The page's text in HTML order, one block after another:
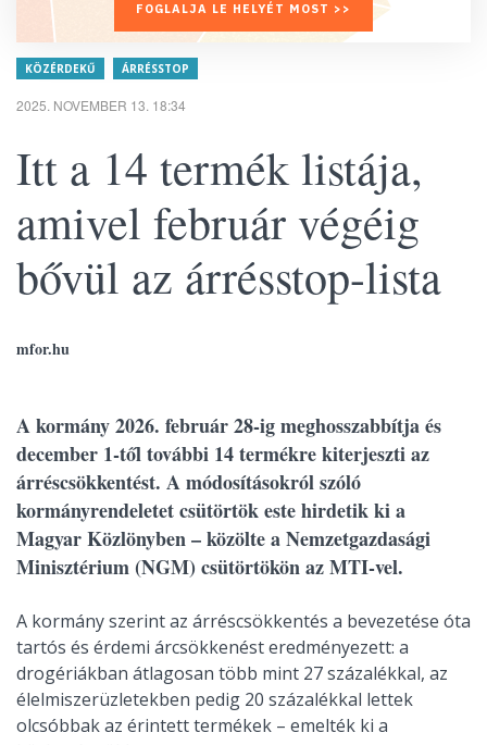
FOGLALJA LE HELYÉT MOST >>
KÖZÉRDEKŰ ÁRRÉSSTOP
2025. NOVEMBER 13. 18:34
Itt a 14 termék listája,
amivel február végéig
bővül az árrésstop-lista
mfor.hu
A kormány 2026. február 28-ig meghosszabbítja és
december 1-től további 14 termékre kiterjeszti az
árréscsökkentést. A módosításokról szóló
kormányrendeletet csütörtök este hirdetik ki a
Magyar Közlönyben – közölte a Nemzetgazdasági
Minisztérium (NGM) csütörtökön az MTI-vel.
A kormány szerint az árréscsökkentés a bevezetése óta
tartós és érdemi árcsökkenést eredményezett: a
drogériákban átlagosan több mint 27 százalékkal, az
élelmiszerüzletekben pedig 20 százalékkal lettek
olcsóbbak az érintett termékek – emelték ki a